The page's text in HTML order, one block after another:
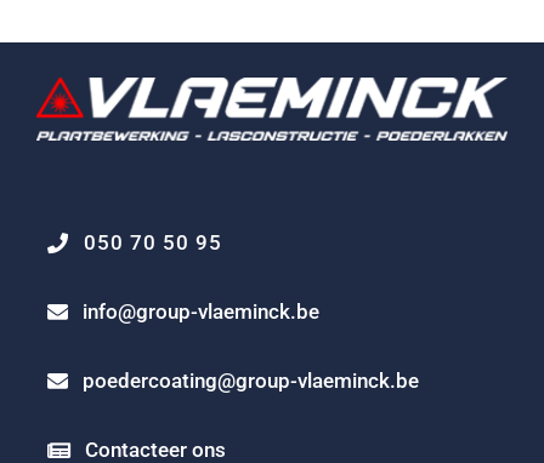
050 70 50 95
info@group-vlaeminck.be
poedercoating@group-vlaeminck.be
Contacteer ons